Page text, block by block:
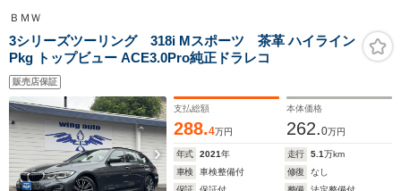
ＢＭＷ
3シリーズツーリング 318i Mスポーツ 茶革 ハイライン
Pkg トップビュー ACE3.0Pro純正ドラレコ
販売店保証
支払総額
288.4万円
本体価格
262.0万円
年式 2021年 走行 5.1万km
車検
車検整備付 修復
なし